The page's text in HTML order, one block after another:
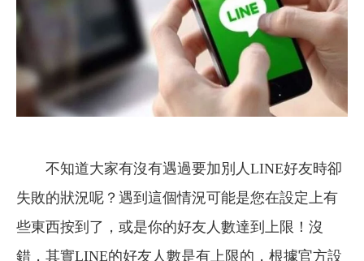
不知道大家有沒有遇過要加別人LINE好友時卻
失敗的狀況呢？遇到這個情況可能是您在設定上有
些東西按到了，或是你的好友人數達到上限！沒
錯，其實LINE的好友人數是有上限的，根據官方設